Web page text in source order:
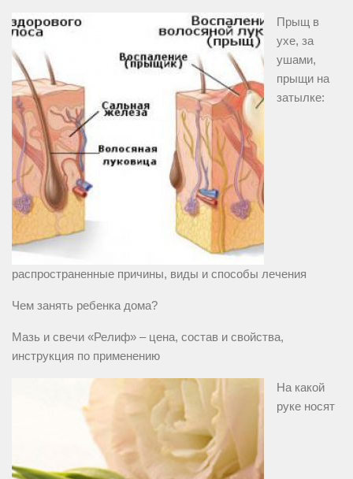
Прыщ в
ухе, за
ушами,
прыщи на
затылке:
распространенные причины, виды и способы лечения
Чем занять ребенка дома?
Мазь и свечи «Релиф» – цена, состав и свойства,
инструкция по применению
На какой
руке носят